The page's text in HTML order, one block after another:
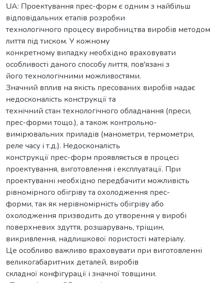
UA: Проектування прес-форм є одним з найбільш
відповідальних етапів розробки
технологічного процесу виробництва виробів методом
лиття під тиском. У кожному
конкретному випадку необхідно враховувати
особливості даного способу лиття, пов'язані з
його технологічними можливостями.
Значний вплив на якість пресованих виробів надає
недосконалість конструкції та
технічний стан технологічного обладнання (преси,
прес-форми тощо.), а також контрольно-
вимірювальних приладів (манометри, термометри,
реле часу і т.д.). Недосконалість
конструкції прес-форм проявляється в процесі
проектування, виготовлення і експлуатації. При
проектуванні необхідно передбачити можливість
рівномірного обігріву та охолодження прес-
форми, так як нерівномірність обігріву або
охолодження призводить до утворення у виробі
поверхневих здуття, розшарувань, тріщин,
викривлення, надлишкової пористості матеріалу.
Це особливо важливо враховувати при виготовленні
великогабаритних деталей, виробів
складної конфігурації і значної товщини.